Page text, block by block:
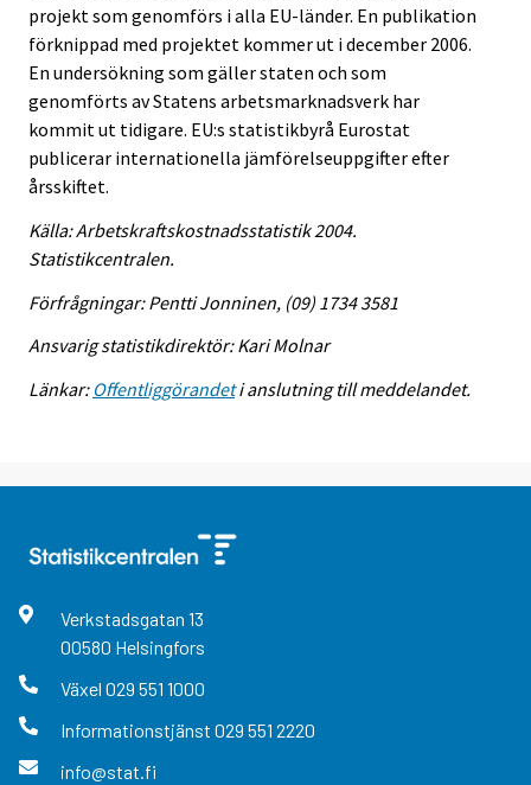
projekt som genomförs i alla EU-länder. En publikation
förknippad med projektet kommer ut i december 2006.
En undersökning som gäller staten och som
genomförts av Statens arbetsmarknadsverk har
kommit ut tidigare. EU:s statistikbyrå Eurostat
publicerar internationella jämförelseuppgifter efter
årsskiftet.
Källa: Arbetskraftskostnadsstatistik 2004.
Statistikcentralen.
Förfrågningar: Pentti Jonninen, (09) 1734 3581
Ansvarig statistikdirektör: Kari Molnar
Länkar: Offentliggörandeti anslutning till meddelandet.
Verkstadsgatan 13
00580 Helsingfors
Växel 029 551 1000
Informationstjänst 029 551 2220
info@stat.fi